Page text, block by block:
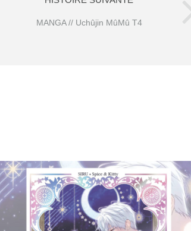
MANGA // Uchûjin MûMû T4